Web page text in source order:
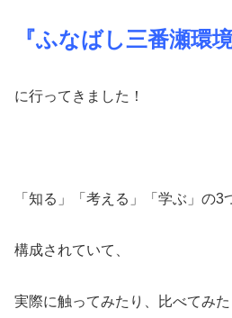
『ふなばし三番瀬環
に行ってきました！
「知る」「考える」「学ぶ」の3
構成されていて、
実際に触ってみたり、比べてみた